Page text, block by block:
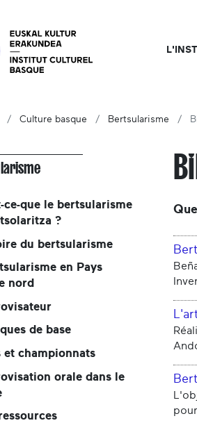
Culture basque Bertsularisme
ce-que le bertsularisme
?
du bertsularisme
en Pays
nord
de base
et championnats
orale dans le